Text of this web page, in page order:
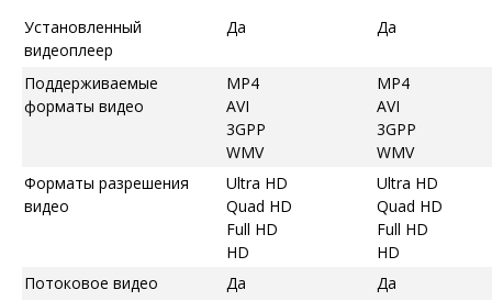
Установленный
видеоплеер
Да Да
Поддерживаемые
форматы видео
MP4
AVI
3GPP
WMV
MP4
AVI
3GPP
WMV
Форматы разрешения
видео
Ultra HD
Quad HD
Full HD
HD
Ultra HD
Quad HD
Full HD
HD
Потоковое видео
Да
Да